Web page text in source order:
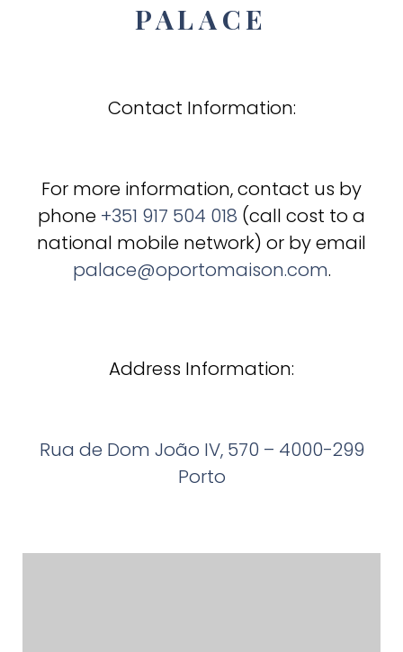
PALACE
Contact Information:
For more information, contact us by
phone +351 917 504 018 (call cost to a
national mobile network) or by email
palace@oportomaison.com.
Address Information:
Rua de Dom João IV, 570 – 4000-299
Porto